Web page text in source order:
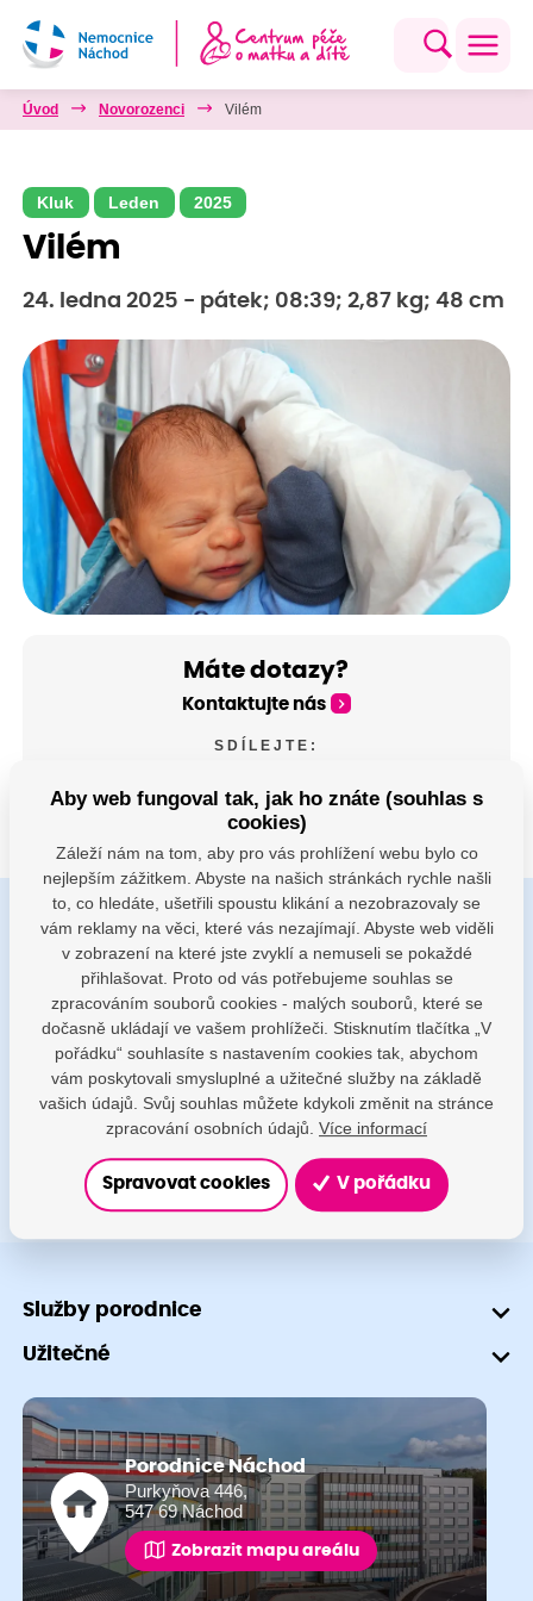
Úvod Novorozenci Vilém
Kluk Leden 2025
Vilém
24. ledna 2025 - pátek; 08:39; 2,87 kg; 48 cm
Máte dotazy?
Kontaktujte nás
SDÍLEJTE:
Buďte s námi v kontaktu
Jsme k dispozici pokud potřebujete pomoci
porodnice@nemocnicenachod.cz
+420 491 601 745
Služby porodnice
Užitečné
Porodnice Náchod
Purkyňova 446,
547 69 Náchod
Zobrazit mapu areálu
Aby web fungoval tak, jak ho znáte (souhlas s
cookies)
Záleží nám na tom, aby pro vás prohlížení webu bylo co
nejlepším zážitkem. Abyste na našich stránkách rychle našli
to, co hledáte, ušetřili spoustu klikání a nezobrazovaly se
vám reklamy na věci, které vás nezajímají. Abyste web viděli
v zobrazení na které jste zvyklí a nemuseli se pokaždé
přihlašovat. Proto od vás potřebujeme souhlas se
zpracováním souborů cookies - malých souborů, které se
dočasně ukládají ve vašem prohlížeči. Stisknutím tlačítka „V
pořádku“ souhlasíte s nastavením cookies tak, abychom
vám poskytovali smysluplné a užitečné služby na základě
vašich údajů. Svůj souhlas můžete kdykoli změnit na stránce
zpracování osobních údajů. Více informací
Spravovat cookies V pořádku